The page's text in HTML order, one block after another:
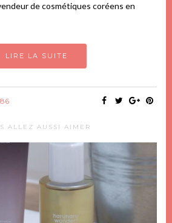
de cosmétiques coréens en
LIRE LA SUITE
ALLEZ AUSSI AIMER